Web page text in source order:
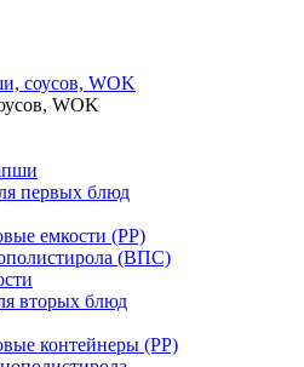
соусов, WOK
WOK
первых блюд
емкости (PP)
(ВПС)
вторых блюд
контейнеры (PP)